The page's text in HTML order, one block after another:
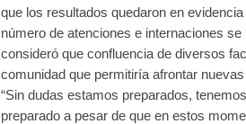
que los resultados quedaron en
número de atenciones e internaciones
consideró que confluencia de diversos
comunidad que permitiría afrontar
“Sin dudas estamos preparados,
preparado a pesar de que en estos